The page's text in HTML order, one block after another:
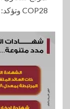
COP28 وتؤكد: درسنا الوضع...